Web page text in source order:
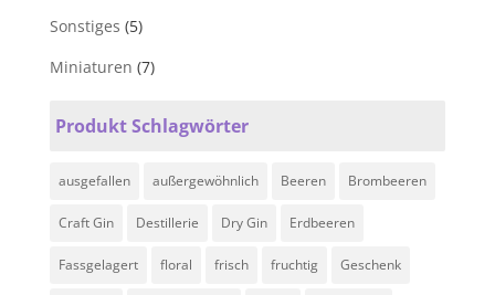
Sonstiges (5)
Miniaturen (7)
Produkt Schlagwörter
ausgefallen außergewöhnlich Beeren Brombeeren
Craft Gin Destillerie Dry Gin Erdbeeren
Fassgelagert floral frisch fruchtig Geschenk